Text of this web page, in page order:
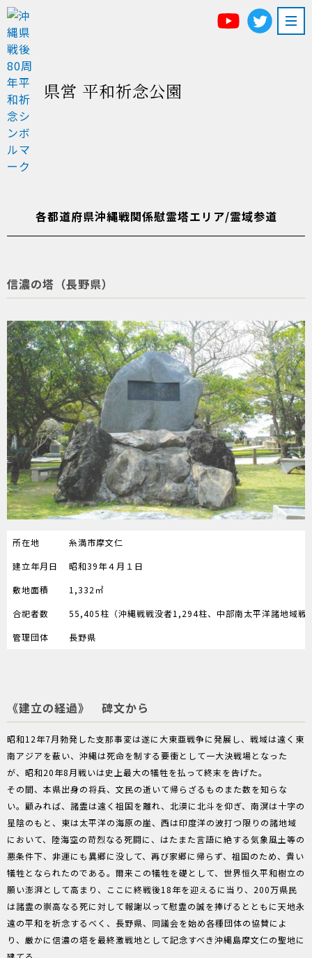
県営 平和祈念公園
各都道府県沖縄戦関係慰霊塔エリア/霊域参道
信濃の塔（長野県）
所在地
糸満市摩文仁
建立年月日
昭和39年４月１日
敷地面積
1,332㎡
合祀者数
55,405柱（沖縄戦戦没者1,294柱、中部南太平洋諸地域
管理団体
長野県
《建立の経過》 碑文から
昭和12年7月勃発した支那事変は遂に大東亜戦争に発展し、戦域は遠く東
南アジアを蔽い、沖縄は死命を制する要衝として一大決戦場となった
が、昭和20年8月戦いは史上最大の犠牲を払って終末を告げた。
その間、本県出身の将兵、文民の逝いて帰らざるものまた数を知らな
い。顧みれば、諸霊は遠く祖国を離れ、北漠に北斗を仰ぎ、南溟は十字の
星陰のもと、東は太平洋の海原の崖、西は印度洋の波打つ限りの諸地域
において、陸海空の苛烈なる死闘に、はたまた言語に絶する気象風土等の
悪条件下、非運にも異郷に没して、再び家郷に帰らず、祖国のため、貴い
犠牲となられたのである。爾来この犠牲を礎として、世界恒久平和樹立の
願い澎湃として高まり、ここに終戦後18年を迎えるに当り、200万県民
は諸霊の崇高なる死に対して報謝以って慰霊の誠を捧げるとともに天地永
遠の平和を祈念するべく、長野県、同議会を始め各種団体の協賛によ
り、厳かに信濃の塔を最終激戦地として記念すべき沖縄島摩文仁の聖地に